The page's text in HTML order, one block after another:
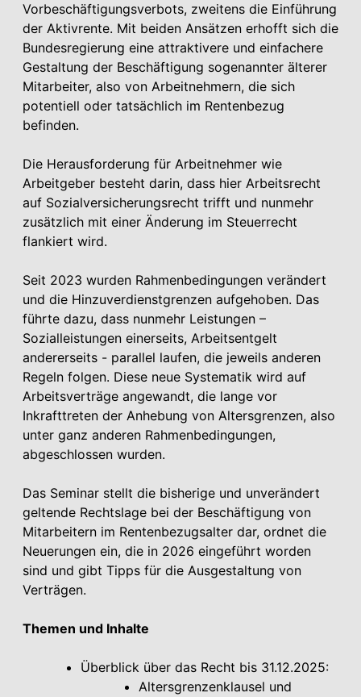
Vorbeschäftigungsverbots, zweitens die Einführung
der Aktivrente. Mit beiden Ansätzen erhofft sich die
Bundesregierung eine attraktivere und einfachere
Gestaltung der Beschäftigung sogenannter älterer
Mitarbeiter, also von Arbeitnehmern, die sich
potentiell oder tatsächlich im Rentenbezug
befinden.
Die Herausforderung für Arbeitnehmer wie
Arbeitgeber besteht darin, dass hier Arbeitsrecht
auf Sozialversicherungsrecht trifft und nunmehr
zusätzlich mit einer Änderung im Steuerrecht
flankiert wird.
Seit 2023 wurden Rahmenbedingungen verändert
und die Hinzuverdienstgrenzen aufgehoben. Das
führte dazu, dass nunmehr Leistungen –
Sozialleistungen einerseits, Arbeitsentgelt
andererseits - parallel laufen, die jeweils anderen
Regeln folgen. Diese neue Systematik wird auf
Arbeitsverträge angewandt, die lange vor
Inkrafttreten der Anhebung von Altersgrenzen, also
unter ganz anderen Rahmenbedingungen,
abgeschlossen wurden.
Das Seminar stellt die bisherige und unverändert
geltende Rechtslage bei der Beschäftigung von
Mitarbeitern im Rentenbezugsalter dar, ordnet die
Neuerungen ein, die in 2026 eingeführt worden
sind und gibt Tipps für die Ausgestaltung von
Verträgen.
Themen und Inhalte
Überblick über das Recht bis 31.12.2025:
Altersgrenzenklausel und